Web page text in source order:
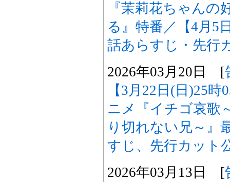
『茉莉花ちゃん
る』特番／【4月5
話あらすじ・先行
2026年03月20日 [
【3月22日(日)25
ニメ『イチゴ哀歌
り切れない兄～
すじ、先行カット
2026年03月13日 [